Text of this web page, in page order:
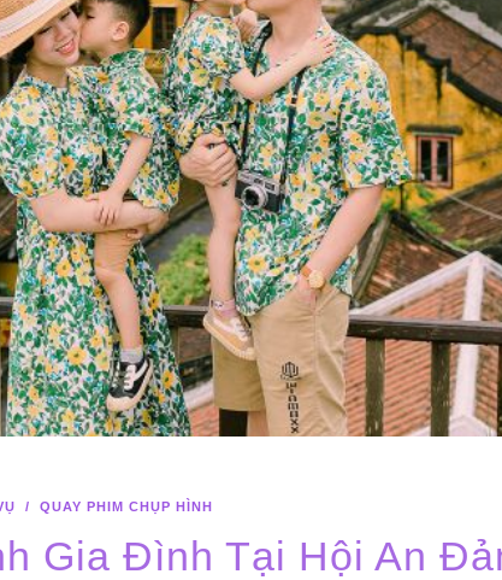
/ QUAY PHIM CHỤP HÌNH
Gia Đình Tại Hội An